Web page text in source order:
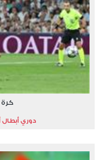
كرة
دوري أبطال أوروبا